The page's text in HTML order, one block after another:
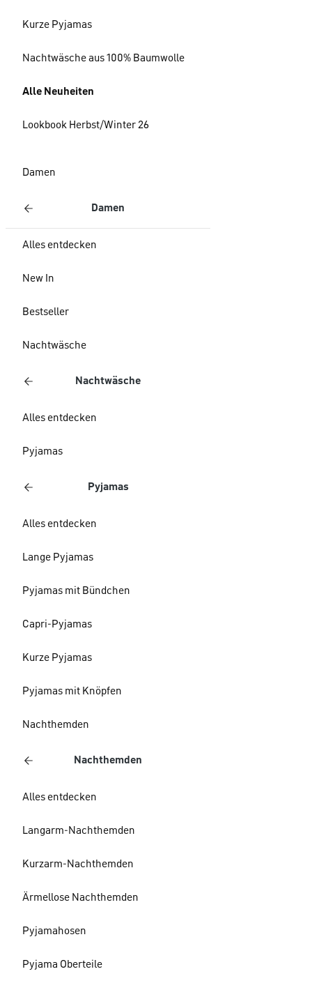
Kurze Pyjamas
Nachtwäsche aus 100% Baumwolle
Alle Neuheiten
Lookbook Herbst/Winter 26
Damen
Damen
Alles entdecken
New In
Bestseller
Nachtwäsche
Nachtwäsche
Alles entdecken
Pyjamas
Pyjamas
Alles entdecken
Lange Pyjamas
Pyjamas mit Bündchen
Capri-Pyjamas
Kurze Pyjamas
Pyjamas mit Knöpfen
Nachthemden
Nachthemden
Alles entdecken
Langarm-Nachthemden
Kurzarm-Nachthemden
Ärmellose Nachthemden
Pyjamahosen
Pyjama Oberteile